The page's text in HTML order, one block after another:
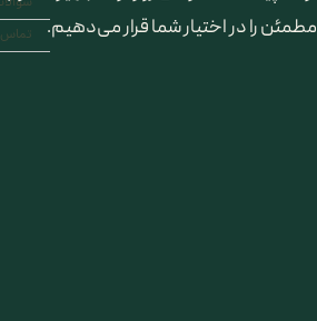
مطمئن را در اختیار شما قرار می‌دهیم.
تماس